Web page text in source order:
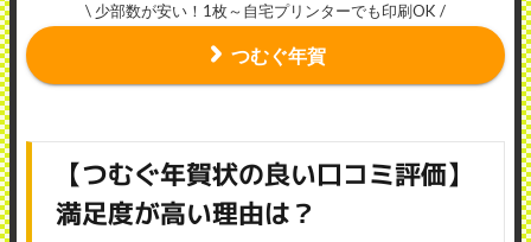
\ 少部数が安い！1枚～自宅プリンターでも印刷OK /
つむぐ年賀
【つむぐ年賀状の良い口コミ評価】
満足度が高い理由は？